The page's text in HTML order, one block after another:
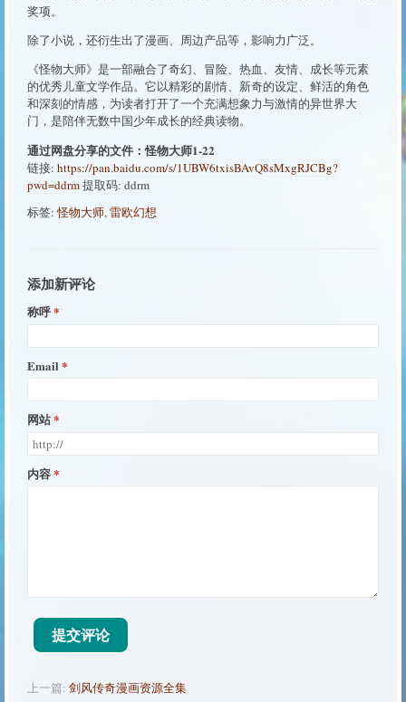
奖项。
除了小说，还衍生出了漫画、周边产品等，影响力广泛。
《怪物大师》是一部融合了奇幻、冒险、热血、友情、成长等元素
的优秀儿童文学作品。它以精彩的剧情、新奇的设定、鲜活的角色
和深刻的情感，为读者打开了一个充满想象力与激情的异世界大
门，是陪伴无数中国少年成长的经典读物。
通过网盘分享的文件：怪物大师1-22
链接: https://pan.baidu.com/s/1UBW6txisBAvQ8sMxgRJCBg?
pwd=ddrm提取码: ddrm
标签:怪物大师,雷欧幻想
添加新评论
称呼
Email
网站
内容
提交评论
上一篇: 剑风传奇漫画资源全集